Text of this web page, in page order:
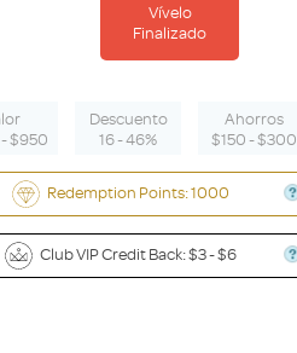
Vívelo
Finalizado
$950
Descuento
16 - 46%
Ahorros
$150 - $300
Redemption Points: 1000
Club VIP Credit Back: $3 - $6